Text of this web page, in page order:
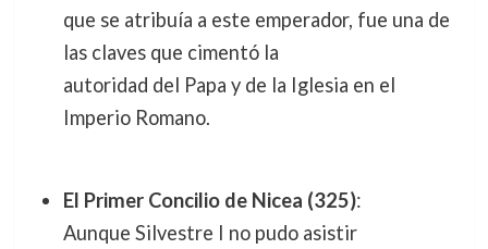
que se atribuía a este emperador, fue una de
las claves que cimentó la
autoridad del Papa y de la Iglesia en el
Imperio Romano.
El Primer Concilio de Nicea (325):
Aunque Silvestre I no pudo asistir